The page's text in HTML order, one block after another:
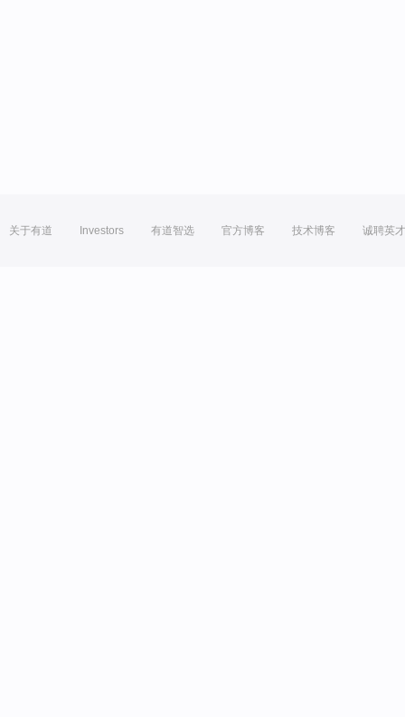
关于有道 Investors 有道智选 官方博客 技术博客 诚聘英才